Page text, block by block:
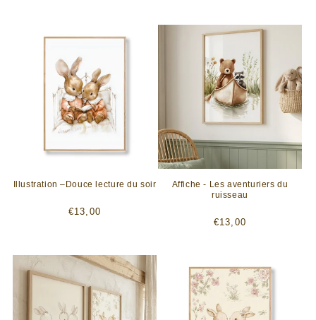
l
e
c
t
i
o
Illustration –Douce lecture du soir
Prix
€13,00
Affiche - Les aventuriers du
ruisseau
Prix
€13,00